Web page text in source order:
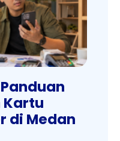
Kartu
di Medan